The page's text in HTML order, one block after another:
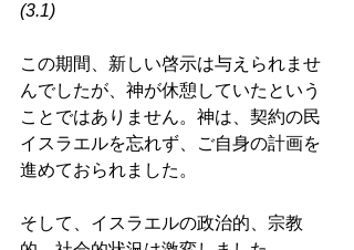
(3.1)
この期間、新しい啓示は与えられませ
んでしたが、神が休憩していたという
ことではありません。神は、契約の民
イスラエルを忘れず、ご自身の計画を
進めておられました。
そして、イスラエルの政治的、宗教